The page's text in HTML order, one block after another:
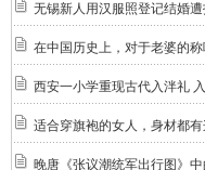
无锡新人用汉服照登记结婚
在中国历史上，对于老婆的
西安一小学重现古代入泮礼
适合穿旗袍的女人，身材都
晚唐《张议潮统军出行图》